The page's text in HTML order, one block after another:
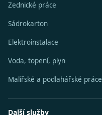
Zednické práce
Sádrokarton
Elektroinstalace
Voda, topení, plyn
Malířské a podlahářské práce
Další služby